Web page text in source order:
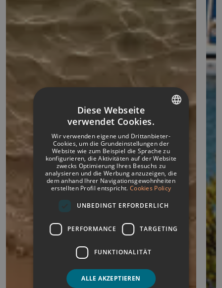
SPANISH
ITALIAN
FRENCH
GERMAN
ENGLISH
Diese Webseite
verwendet Cookies.
Wir verwenden eigene und Drittanbieter-
Cookies, um die Grundeinstellungen der
Website wie zum Beispiel die Sprache zu
konfigurieren, die Aktivitäten auf der Website
zwecks Optimierung Ihres Besuchs zu
analysieren und die Werbung anzuzeigen, die
dem anhand Ihrer Navigationsgewohnheiten
erstellten Profil entspricht. Cookies Policy
UNBEDINGT ERFORDERLICH
PERFORMANCE TARGETING
FUNKTIONALITÄT
ALLE AKZEPTIEREN